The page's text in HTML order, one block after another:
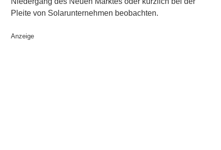
Pleite von Solarunternehmen beobachten.
Anzeige